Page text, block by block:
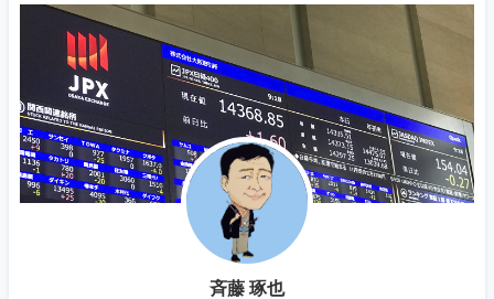
斉藤 琢也